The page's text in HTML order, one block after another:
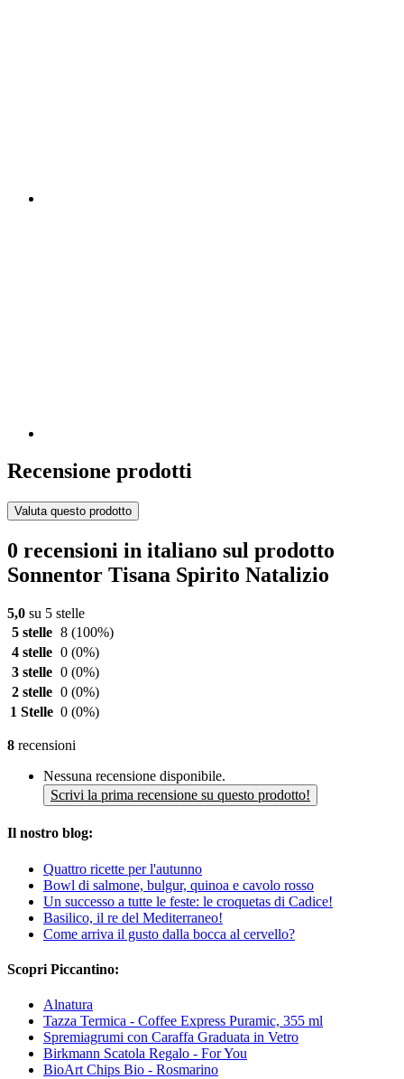
Recensione prodotti
Valuta questo prodotto
0 recensioni in italiano sul prodotto
Sonnentor Tisana Spirito Natalizio
5,0 su 5 stelle
5 stelle 8 (100%)
4 stelle 0 (0%)
3 stelle 0 (0%)
2 stelle 0 (0%)
1 Stelle 0 (0%)
8 recensioni
Nessuna recensione disponibile.
Scrivi la prima recensione su questo prodotto!
Il nostro blog:
Quattro ricette per l'autunno
Bowl di salmone, bulgur, quinoa e cavolo rosso
Un successo a tutte le feste: le croquetas di Cadice!
Basilico, il re del Mediterraneo!
Come arriva il gusto dalla bocca al cervello?
Scopri Piccantino:
Alnatura
Tazza Termica - Coffee Express Puramic, 355 ml
Spremiagrumi con Caraffa Graduata in Vetro
Birkmann Scatola Regalo - For You
BioArt Chips Bio - Rosmarino